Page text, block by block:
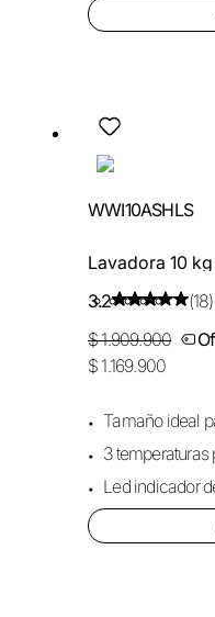
WWI10ASHLS
Lavadora 10
3.2
(18)
$ 1.909.900
$ 1.169.900
Tamaño ideal
3 temperaturas para
Led indicador de